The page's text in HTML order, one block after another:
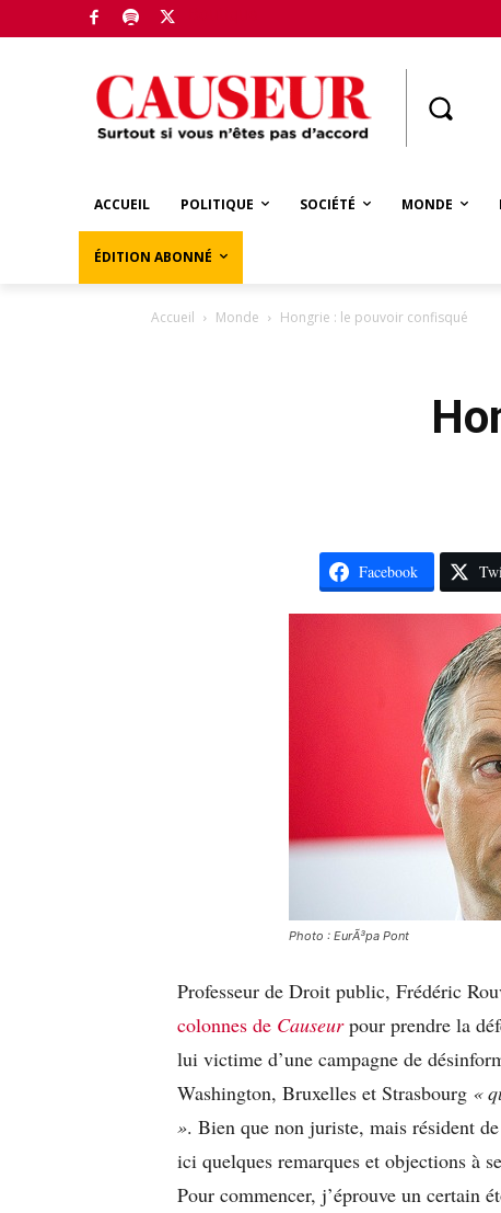
ACCUEIL POLITIQUE SOCIÉTÉ MONDE
ÉDITION ABONNÉ
Accueil Monde Hongrie : le pouvoir confisqué
Facebook
Photo : EurÃ³pa Pont
Professeur de Droit public, Frédéric
colonnes de Causeurpour prendre la
lui victime d’une campagne de
Washington, Bruxelles et Strasbourg «
». Bien que non juriste, mais résident
ici quelques remarques et objections à
Pour commencer, j’éprouve un certain